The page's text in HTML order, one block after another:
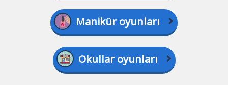
Manikür oyunları
Okullar oyunları